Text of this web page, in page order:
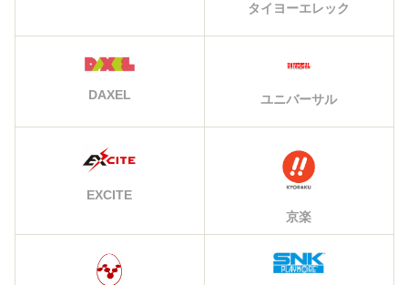
タイヨーエレック
DAXEL ユニバーサル
EXCITE
京楽